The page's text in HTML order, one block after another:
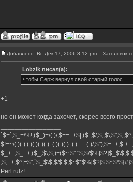
Добавлено: Вс Дек 17, 2006 8:12 pm Заголовок
Lobzik писал(а):
чтобы Серж вернул свой старый голос
+1
но он может когда захочет, скорее всего
`$=`;$_=\%!;($_)=/(.)/;$==++$|;($.,$/
$!=~/(.)(.).(.)(.)(.)(.)..(.)(.)(.)..(.)......(.)/
$_++;$_++;($_,$\,$,)=($~.$"."$;$/
;$,++;$^|=$";`$_$\$,$/
Perl rulz!